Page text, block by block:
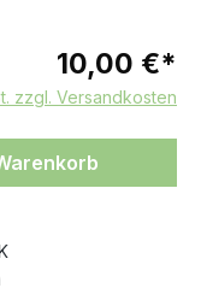
10,00 €*
zzgl. Versandkosten